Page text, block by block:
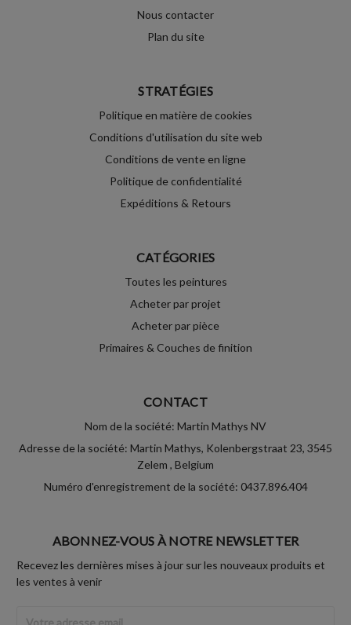
Nous contacter
Plan du site
STRATÉGIES
Politique en matière de cookies
Conditions d'utilisation du site web
Conditions de vente en ligne
Politique de confidentialité
Expéditions & Retours
CATÉGORIES
Toutes les peintures
Acheter par projet
Acheter par pièce
Primaires & Couches de finition
CONTACT
Nom de la société: Martin Mathys NV
Adresse de la société: Martin Mathys, Kolenbergstraat 23, 3545
Zelem , Belgium
Numéro d'enregistrement de la société: 0437.896.404
ABONNEZ-VOUS À NOTRE NEWSLETTER
Recevez les dernières mises à jour sur les nouveaux produits et
les ventes à venir